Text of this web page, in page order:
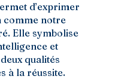
d’exprimer
comme notre
Elle symbolise
et
qualités
à la réussite.